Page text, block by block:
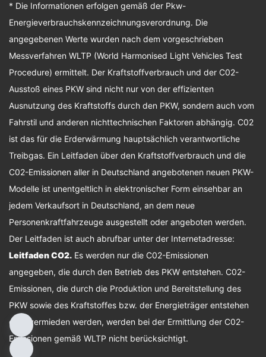
* Die Informationen erfolgen gemäß der Pkw-
Energieverbrauchskennzeichnungsverordnung. Die
angegebenen Werte wurden nach dem vorgeschrieben
Messverfahren WLTP (World Harmonised Light Vehicles Test
Procedure) ermittelt. Der Kraftstoffverbrauch und der C02-
Ausstoß eines PKW sind nicht nur von der effizienten
Ausnutzung des Kraftstoffs durch den PKW, sondern auch vom
Fahrstil und anderen nichttechnischen Faktoren abhängig. C02
ist das für die Erderwärmung hauptsächlich verantwortliche
Treibgas. Ein Leitfaden über den Kraftstoffverbrauch und die
C02-Emissionen aller in Deutschland angebotenen neuen PKW-
Modelle ist unentgeltlich in elektronischer Form einsehbar an
jedem Verkaufsort in Deutschland, an dem neue
Personenkraftfahrzeuge ausgestellt oder angeboten werden.
Der Leitfaden ist auch abrufbar unter der Internetadresse:
Leitfaden CO2. Es werden nur die C02-Emissionen
angegeben, die durch den Betrieb des PKW entstehen. C02-
Emissionen, die durch die Produktion und Bereitstellung des
PKW sowie des Kraftstoffes bzw. der Energieträger entstehen
oder vermieden werden, werden bei der Ermittlung der C02-
Emissionen gemäß WLTP nicht berücksichtigt.